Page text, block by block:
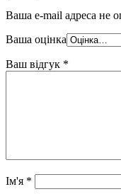
Ваша e-mail адреса не
Ваша оцінка
Ваш відгук *
Ім'я *